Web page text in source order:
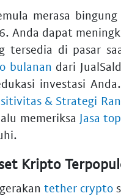
merasa
Anda dapat
tersedia di pasar
bulanan dari
investasi
& Strategi
memeriksa Jasa
Kripto
tether crypto